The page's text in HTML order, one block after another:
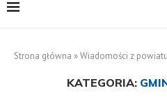
Strona główna »Wiadomości z powiatu
KATEGORIA: